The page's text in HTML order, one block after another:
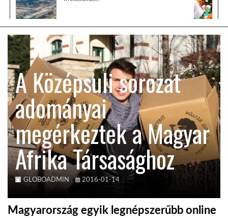
GLOBOTV BP
HÍR3D
TROPICALMAGAZIN
GLOBOTV
AFRIKA TUDÁSTÁR
A NAP SZÉPE
LINKTR.EE
A Középsuli sorozat
adományai
megérkeztek a Magyar
Afrika Társasághoz
GLOBOADMIN 2016-01-14
Magyarország egyik legnépszerűbb online